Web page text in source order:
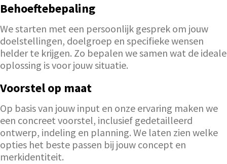
Behoeftebepaling
We starten met een persoonlijk gesprek om jouw
doelstellingen, doelgroep en specifieke wensen
helder te krijgen. Zo bepalen we samen wat de ideale
oplossing is voor jouw situatie.
Voorstel op maat
Op basis van jouw input en onze ervaring maken we
een concreet voorstel, inclusief gedetailleerd
ontwerp, indeling en planning. We laten zien welke
opties het beste passen bij jouw concept en
merkidentiteit.